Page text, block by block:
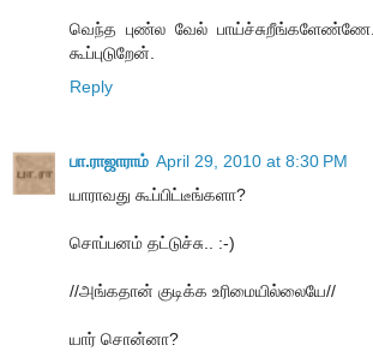
வெந்த புண்ல வேல்
கூப்புடுறேன்.
Reply
பா.ராஜாராம் April 29, 2010 at 8:30 PM
யாராவது கூப்பிட்டீங்களா?
சொப்பனம் தட்டுச்சு.. :-)
//அங்கதான் குடிக்க உரிமையில்லையே//
யார் சொன்னா?